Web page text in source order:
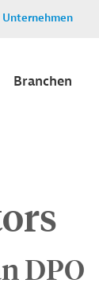
Unternehmen
Branchen
DPO